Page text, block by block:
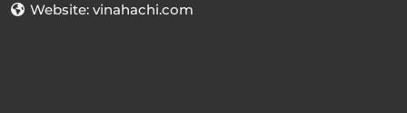
Website: vinahachi.com